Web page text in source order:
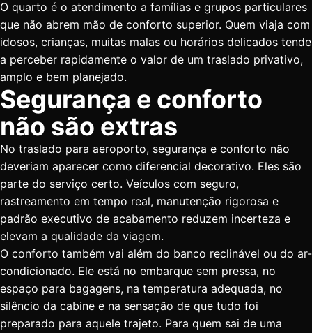
O quarto é o atendimento a famílias e grupos particulares
que não abrem mão de conforto superior. Quem viaja com
idosos, crianças, muitas malas ou horários delicados tende
a perceber rapidamente o valor de um traslado privativo,
amplo e bem planejado.
Segurança e conforto
não são extras
No traslado para aeroporto, segurança e conforto não
deveriam aparecer como diferencial decorativo. Eles são
parte do serviço certo. Veículos com seguro,
rastreamento em tempo real, manutenção rigorosa e
padrão executivo de acabamento reduzem incerteza e
elevam a qualidade da viagem.
O conforto também vai além do banco reclinável ou do ar-
condicionado. Ele está no embarque sem pressa, no
espaço para bagagens, na temperatura adequada, no
silêncio da cabine e na sensação de que tudo foi
preparado para aquele trajeto. Para quem sai de uma